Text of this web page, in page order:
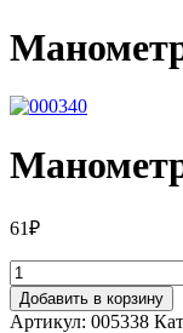
61₽
Добавить в корзину
Артикул: 005338